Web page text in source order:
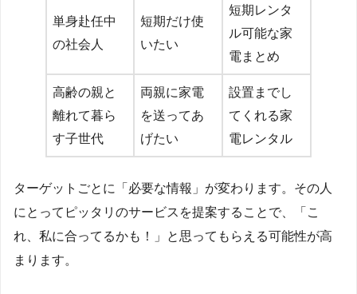
単身赴任中
の社会人
短期だけ使
いたい
短期レンタ
ル可能な家
電まとめ
高齢の親と
離れて暮ら
す子世代
両親に家電
を送ってあ
げたい
設置までし
てくれる家
電レンタル
ターゲットごとに「必要な情報」が変わります。その人
にとってピッタリのサービスを提案することで、「こ
れ、私に合ってるかも！」と思ってもらえる可能性が高
まります。